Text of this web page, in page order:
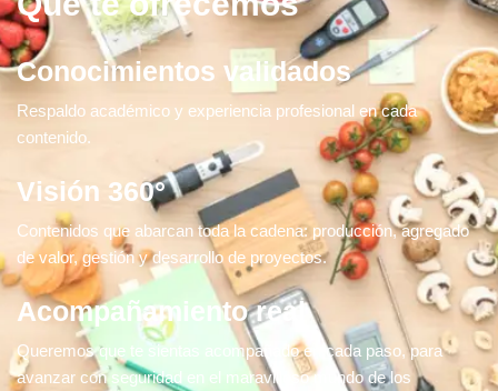
Conocimientos validados
Respaldo académico y experiencia profesional en cada
contenido.
Visión 360°
Contenidos que abarcan toda la cadena: producción, agregado
de valor, gestión y desarrollo de proyectos.
Acompañamiento real
Queremos que te sientas acompañado en cada paso, para
avanzar con seguridad en el maravilloso mundo de los